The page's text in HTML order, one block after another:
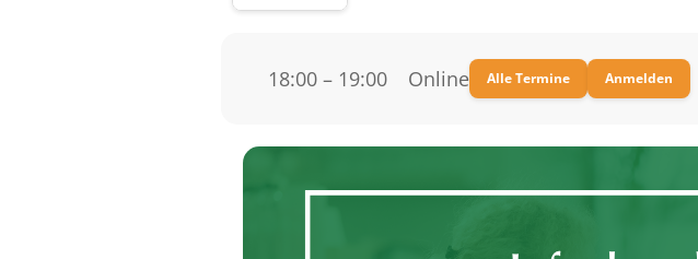
18:00 – 19:00 Online Alle Termine Anmelden